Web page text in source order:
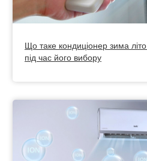
Що таке кондиціонер зима
під час його вибору